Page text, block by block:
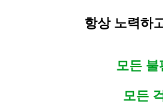
항상 노력하
모든 불
모든